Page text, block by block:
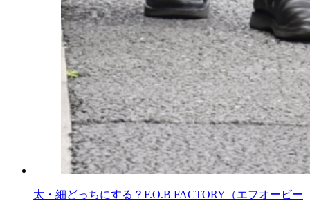
太・細どっちにする？F.O.B FACTORY（エフオービー